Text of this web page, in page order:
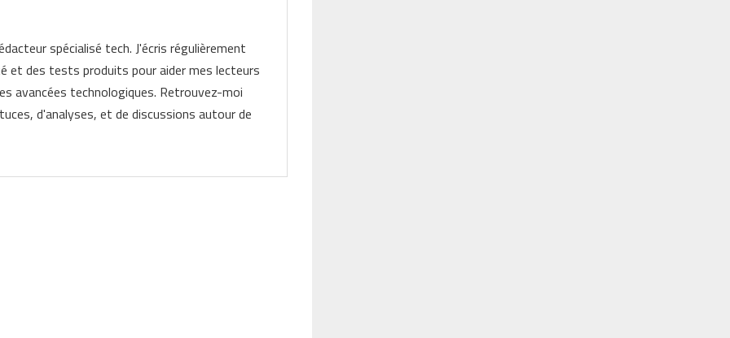
spécialisé tech. J'écris régulièrement
et des tests produits pour aider mes lecteurs
avancées technologiques. Retrouvez-moi
d'analyses, et de discussions autour de